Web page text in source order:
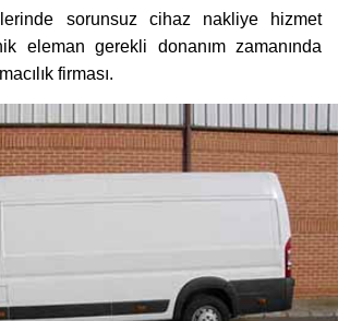
sorunsuz cihaz nakliye hizmet
eleman gerekli donanım zamanında
firması.